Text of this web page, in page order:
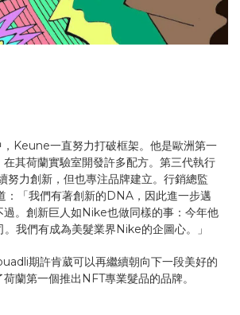
Keune一直努力打破框架。他是歐洲第一
其荷蘭實驗室開發許多配方。第三代執行
力創新，但也專注品牌建立。行銷總監
「我們有著創新的DNA，因此進一步邁
過。創新巨人如Nike也做同樣的事：今年他
我們有成為美髮業界Nike的企圖心。」
期許肯葳可以再繼續朝向下一段美好的
蘭第一個推出NFT專業髮品的品牌。